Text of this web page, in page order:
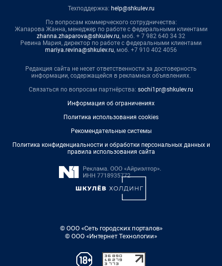
Техподдержка: help@shkulev.ru
По вопросам коммерческого сотрудничества:
Жапарова Жанна, менеджер по работе с федеральными клиентами
zhanna.zhaparova@shkulev.ru, моб. + 7 982 640 34 32
Ревина Мария, директор по работе с федеральными клиентами
mariya.revina@shkulev.ru, моб. +7 910 402 4056
Редакция сайта не несет ответственности за достоверность
информации, содержащейся в рекламных объявлениях.
Связаться по вопросам партнёрства: sochi1pr@shkulev.ru
Информация об ограничениях
Политика использования cookies
Рекомендательные системы
Политика конфиденциальности и обработки персональных данных и
правила использования сайта
© ООО «Сеть городских порталов»
© ООО «Интернет Технологии»